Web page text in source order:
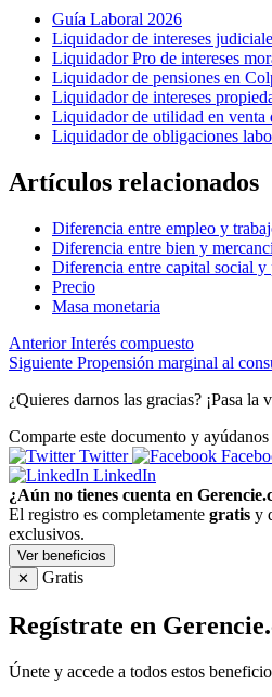
Guía Laboral 2026
Liquidador de intereses
Liquidador Pro de intereses
Liquidador de pensiones en
Liquidador de intereses
Liquidador de utilidad en venta
Liquidador de obligaciones
Artículos relacionados
Diferencia entre empleo y
Diferencia entre bien y
Diferencia entre capital social
Precio
Masa monetaria
Anterior Interés compuesto
Siguiente Propensión marginal al
¿Quieres darnos las gracias? ¡Pasa la
Comparte este documento y
Twitter
LinkedIn
¿Aún no tienes cuenta en
El registro es completamente gratis y
exclusivos.
Ver beneficios
✕
Gratis
Regístrate en
Únete y accede a todos estos